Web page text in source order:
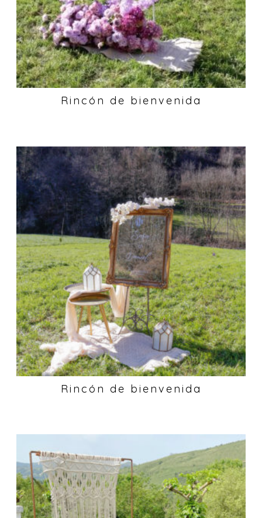
Rincón de bienvenida
Rincón de bienvenida